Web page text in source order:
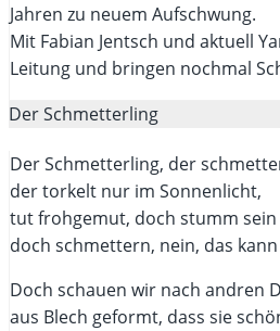
Jahren zu neuem Aufschwung.
Mit Fabian Jentsch und aktuell
Leitung und bringen nochmal
Der Schmetterling
Der Schmetterling, der
der torkelt nur im Sonnenlicht,
tut frohgemut, doch stumm sein
doch schmettern, nein, das
Doch schauen wir nach andren
aus Blech geformt, dass sie